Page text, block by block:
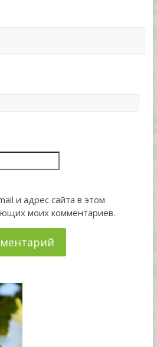
и адрес сайта в этом
моих комментариев.